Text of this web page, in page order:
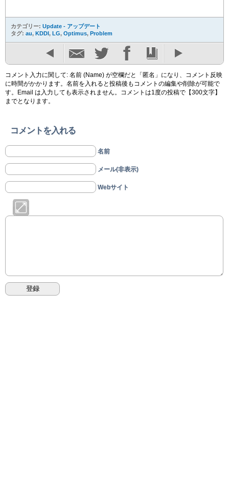
カテゴリー: Update - アップデート
タグ: au, KDDI, LG, Optimus, Problem
コメント入力に関して: 名前 (Name) が空欄だと「匿名」になり、コメント反映
に時間がかかります。名前を入れると投稿後もコメントの編集や削除が可能で
す。Email は入力しても表示されません。コメントは1度の投稿で【300文字】
までとなります。
コメントを入れる
名前
メール(非表示)
Webサイト